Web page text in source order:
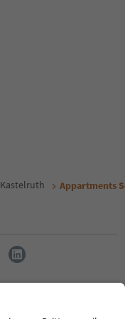
Kastelruth Appartments